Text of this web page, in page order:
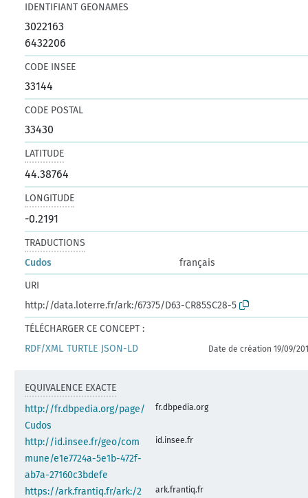
IDENTIFIANT GEONAMES
3022163
6432206
CODE INSEE
33144
CODE POSTAL
33430
LATITUDE
44.38764
LONGITUDE
-0.2191
TRADUCTIONS
Cudos
français
URI
http://data.loterre.fr/ark:/67375/D63-CR85SC28-5
TÉLÉCHARGER CE CONCEPT :
RDF/XML TURTLE JSON-LD Date de création 19/09/
EQUIVALENCE EXACTE
http://fr.dbpedia.org/page/
Cudos
fr.dbpedia.org
http://id.insee.fr/geo/com
mune/e1e7724a-5e1b-472f-
ab7a-27160c3bdefe
id.insee.fr
https://ark.frantiq.fr/ark:/2
ark.frantiq.fr